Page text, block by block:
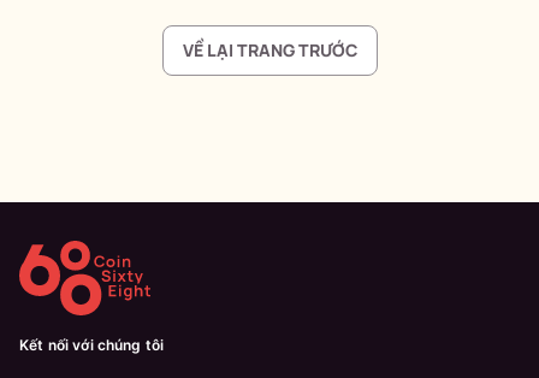
VỀ LẠI TRANG TRƯỚC
Kết nối với chúng tôi